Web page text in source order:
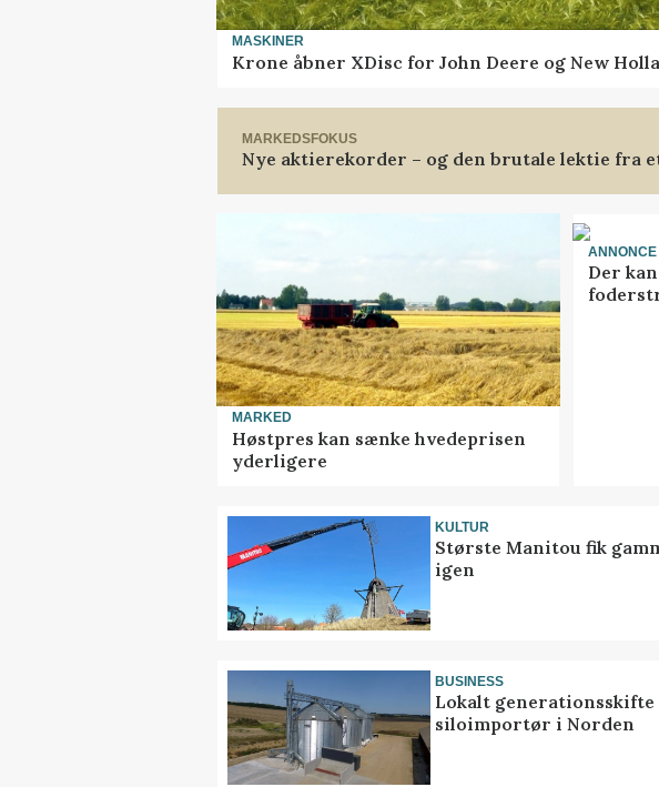
MASKINER
Krone åbner XDisc for John Deere og New
MARKEDSFOKUS
Nye aktierekorder – og den brutale lektie fra
MARKED
Høstpres kan sænke hvedeprisen
yderligere
ANNONCE
Der
KULTUR
Største Manitou fik
igen
BUSINESS
Lokalt
siloimportør i Norden